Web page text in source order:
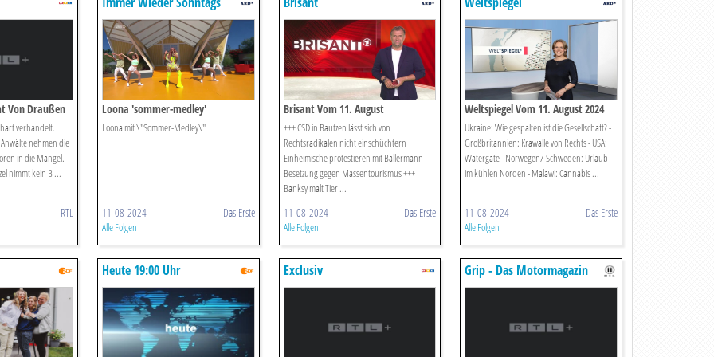
Von Draußen
verhandelt.
nehmen die
in die Mangel.
nimmt kein B ...
RTL
Loona 'sommer-medley'
Loona mit \"Sommer-Medley\"
11-08-2024 Das Erste
Alle Folgen
Brisant Vom 11. August
+++ CSD in Bautzen lässt sich von
Rechtsradikalen nicht einschüchtern +++
Einheimische protestieren mit Ballermann-
Besetzung gegen Massentourismus +++
Banksy malt Tier ...
11-08-2024 Das Erste
Alle Folgen
Weltspiegel Vom 11. August 2024
Ukraine: Wie gespalten ist die Gesellschaft? -
Großbritannien: Krawalle von Rechts - USA:
Watergate - Norwegen/ Schweden: Urlaub
im kühlen Norden - Malawi: Cannabis ...
11-08-2024 Das Erste
Alle Folgen
Heute 19:00 Uhr Exclusiv Grip - Das Motormagazin